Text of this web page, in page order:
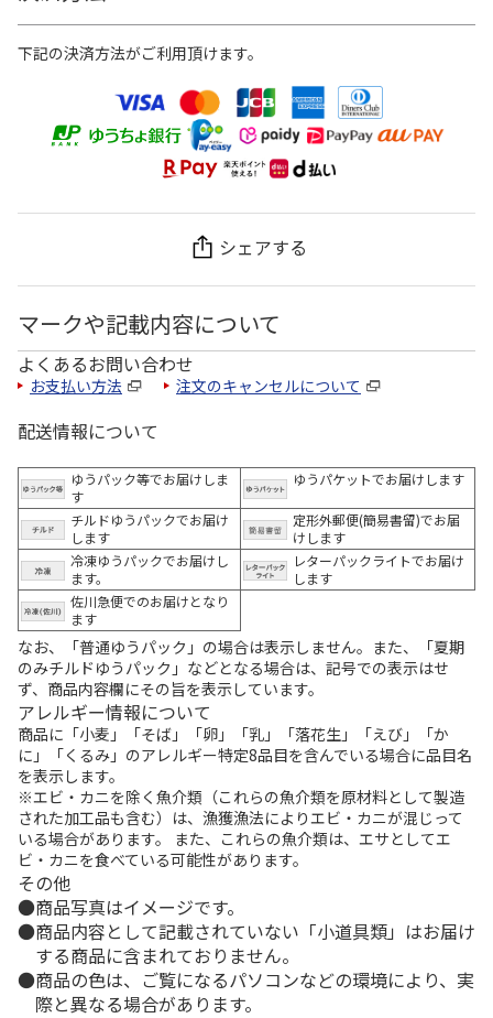
下記の決済方法がご利用頂けます。
シェアする
マークや記載内容について
よくあるお問い合わせ
お支払い方法 注文のキャンセルについて
配送情報について
ゆうパック等でお届けしま
す
ゆうパケットでお届けします
チルドゆうパックでお届け
します
定形外郵便(簡易書留)でお届
けします
冷凍ゆうパックでお届けし
ます。
レターパックライトでお届け
します
佐川急便でのお届けとなり
ます
なお、「普通ゆうパック」の場合は表示しません。また、「夏期
のみチルドゆうパック」などとなる場合は、記号での表示はせ
ず、商品内容欄にその旨を表示しています。
アレルギー情報について
商品に「小麦」「そば」「卵」「乳」「落花生」「えび」「か
に」「くるみ」のアレルギー特定8品目を含んでいる場合に品目名
を表示します。
※エビ・カニを除く魚介類（これらの魚介類を原材料として製造
された加工品も含む）は、漁獲漁法によりエビ・カニが混じって
いる場合があります。 また、これらの魚介類は、エサとしてエ
ビ・カニを食べている可能性があります。
その他
商品写真はイメージです。
商品内容として記載されていない「小道具類」はお届け
する商品に含まれておりません。
商品の色は、ご覧になるパソコンなどの環境により、実
際と異なる場合があります。